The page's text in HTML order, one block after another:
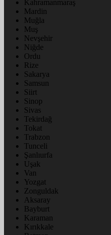
Kahramanmaraş
Mardin
Muğla
Muş
Nevşehir
Niğde
Ordu
Rize
Sakarya
Samsun
Siirt
Sinop
Sivas
Tekirdağ
Tokat
Trabzon
Tunceli
Şanlıurfa
Uşak
Van
Yozgat
Zonguldak
Aksaray
Bayburt
Karaman
Kırıkkale